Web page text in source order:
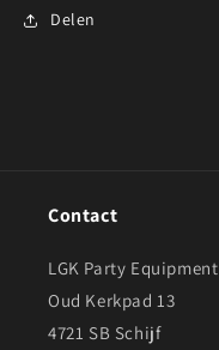
Delen
Contact
LGK Party Equipment
Oud Kerkpad 13
4721 SB Schijf